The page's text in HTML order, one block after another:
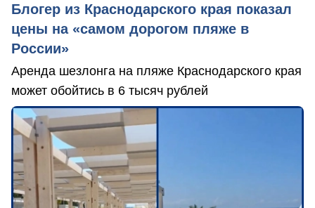
Блогер из Краснодарского края показал
цены на «самом дорогом пляже в
России»
Аренда шезлонга на пляже Краснодарского края
может обойтись в 6 тысяч рублей